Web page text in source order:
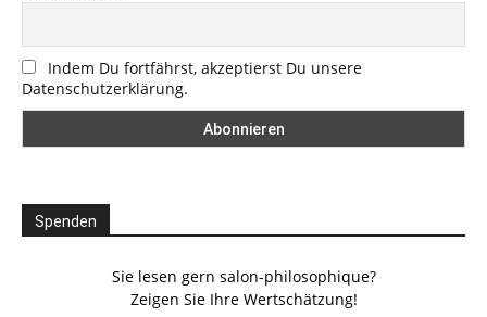
Indem Du fortfährst, akzeptierst Du unsere
Datenschutzerklärung.
Spenden
Sie lesen gern salon-philosophique?
Zeigen Sie Ihre Wertschätzung!